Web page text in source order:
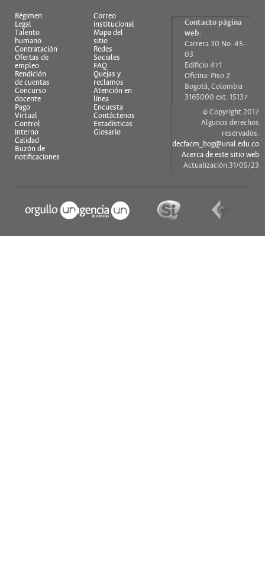
Régimen
Legal
Talento
humano
Contratación
Ofertas de
empleo
Rendición
de cuentas
Concurso
docente
Pago
Virtual
Control
interno
Calidad
Buzón de
notificaciones
Correo
institucional
Mapa del
sitio
Redes
Sociales
FAQ
Quejas y
reclamos
Atención en
línea
Encuesta
Contáctenos
Estadísticas
Glosario
Contacto página
web:
Carrera 30 No. 45-
03
Edificio 471
Oficina: Piso 2
Bogotá, Colombia
3165000 ext. 15137
© Copyright 2017
Algunos derechos
reservados.
decfacm_bog@unal.edu.co
Acerca de este sitio web
Actualización:31/05/23